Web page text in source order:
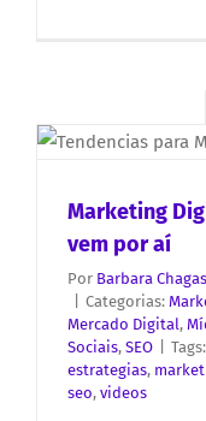
Marketing
vem por aí
Por Barbara
Categorias:
Mercado Digital,
Sociais, SEO Tags:
estrategias,
seo, videos